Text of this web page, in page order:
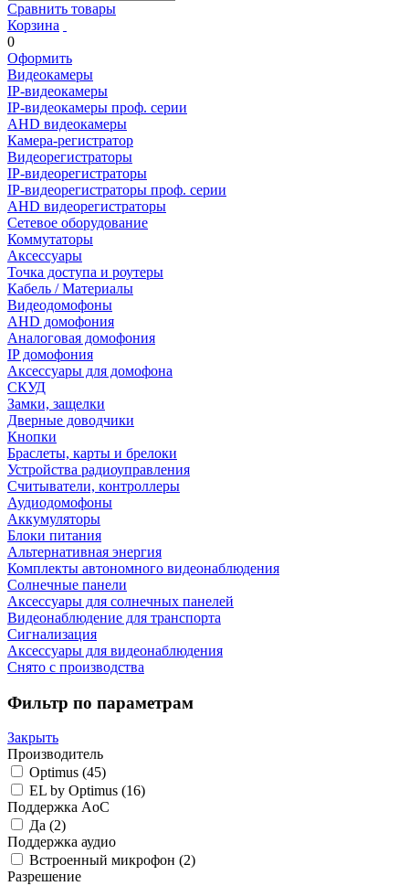
Сравнить товары
Корзина
0
Оформить
Видеокамеры
IP-видеокамеры
IP-видеокамеры проф. серии
AHD видеокамеры
Камера-регистратор
Видеорегистраторы
IP-видеорегистраторы
IP-видеорегистраторы проф. серии
AHD видеорегистраторы
Сетевое оборудование
Коммутаторы
Аксессуары
Точка доступа и роутеры
Кабель / Материалы
Видеодомофоны
AHD домофония
Аналоговая домофония
IP домофония
Аксессуары для домофона
СКУД
Замки, защелки
Дверные доводчики
Кнопки
Браслеты, карты и брелоки
Устройства радиоуправления
Считыватели, контроллеры
Аудиодомофоны
Аккумуляторы
Блоки питания
Альтернативная энергия
Комплекты автономного видеонаблюдения
Солнечные панели
Аксессуары для солнечных панелей
Видеонаблюдение для транспорта
Сигнализация
Аксессуары для видеонаблюдения
Снято с производства
Фильтр по параметрам
Закрыть
Производитель
Optimus (45)
EL by Optimus (16)
Поддержка AoC
Да (2)
Поддержка аудио
Встроенный микрофон (2)
Разрешение